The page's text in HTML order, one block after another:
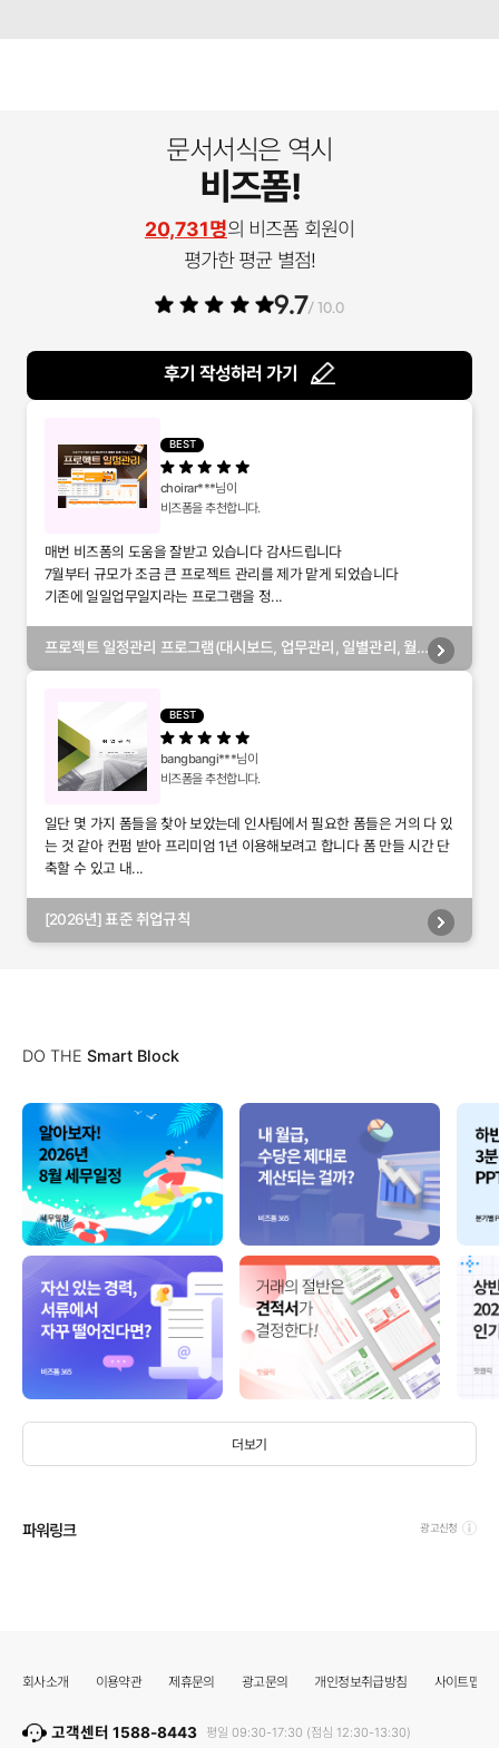
문서서식은 역시
비즈폼!
20,731명의 비즈폼 회원이
평가한 평균 별점!
9.7/ 10.0
후기 작성하러 가기
BEST
choirar***님이
비즈폼을 추천합니다.
매번 비즈폼의 도움을 잘받고 있습니다 감사드립니다
7월부터 규모가 조금 큰 프로젝트 관리를 제가 맡게 되었습니다
기존에 일일업무일지라는 프로그램을 정...
프로젝트 일정관리 프로그램(대시보드, 업무관리, 일별관리, 월
BEST
bangbangi***님이
비즈폼을 추천합니다.
일단 몇 가지 폼들을 찾아 보았는데 인사팀에서 필요한 폼들은 거의 다 있
는 것 같아 컨펌 받아 프리미엄 1년 이용해보려고 합니다 폼 만들 시간 단
축할 수 있고 내...
[2026년] 표준 취업규칙
DO THE Smart Block
더보기
파워링크 광고신청
회사소개 이용약관 제휴문의 광고문의 개인정보취급방침 사이트맵
고객센터 1588-8443 평일 09:30-17:30 (점심 12:30-13:30)